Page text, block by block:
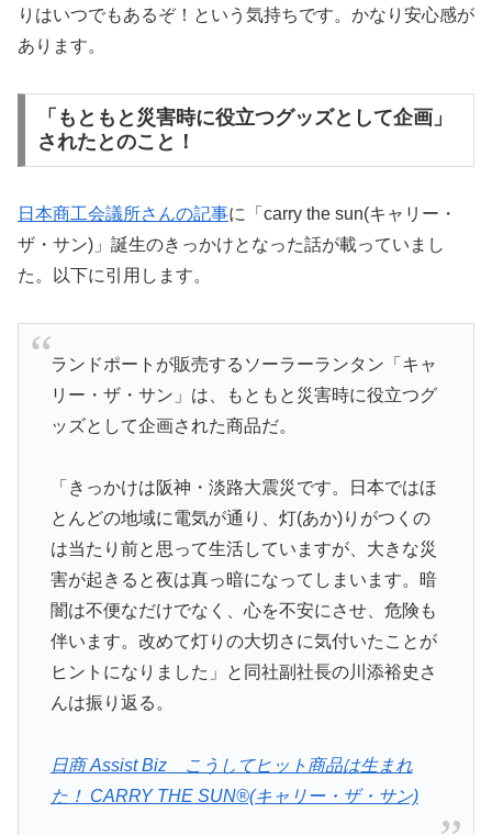
りはいつでもあるぞ！という気持ちです。かなり安心感が
あります。
「もともと災害時に役立つグッズとして企画」
されたとのこと！
日本商工会議所さんの記事に「carry the sun(キャリー・
ザ・サン)」誕生のきっかけとなった話が載っていまし
た。以下に引用します。
ランドポートが販売するソーラーランタン「キャ
リー・ザ・サン」は、もともと災害時に役立つグ
ッズとして企画された商品だ。
「きっかけは阪神・淡路大震災です。日本ではほ
とんどの地域に電気が通り、灯(あか)りがつくの
は当たり前と思って生活していますが、大きな災
害が起きると夜は真っ暗になってしまいます。暗
闇は不便なだけでなく、心を不安にさせ、危険も
伴います。改めて灯りの大切さに気付いたことが
ヒントになりました」と同社副社長の川添裕史さ
んは振り返る。
日商 Assist Biz こうしてヒット商品は生まれ
た！ CARRY THE SUN®(キャリー・ザ・サン)